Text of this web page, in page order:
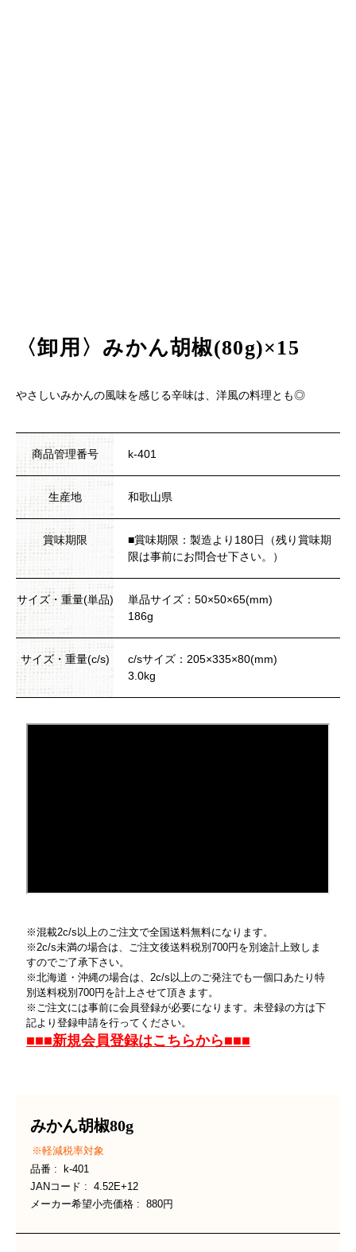
〈卸用〉みかん胡椒(80g)×15
やさしいみかんの風味を感じる辛味は、洋風の料理とも◎
商品管理番号 k-401
生産地 和歌山県
賞味期限
■賞味期限：製造より180日（残り賞味期
限は事前にお問合せ下さい。）
サイズ・重量(単品)
単品サイズ：50×50×65(mm)
186g
サイズ・重量(c/s)
c/sサイズ：205×335×80(mm)
3.0kg
※混載2c/s以上のご注文で全国送料無料になります。
※2c/s未満の場合は、ご注文後送料税別700円を別途計上致しま
すのでご了承下さい。
※北海道・沖縄の場合は、2c/s以上のご発注でも一個口あたり特
別送料税別700円を計上させて頂きます。
※ご注文には事前に会員登録が必要になります。未登録の方は下
記より登録申請を行ってください。
■■■新規会員登録はこちらから■■■
みかん胡椒80g
軽減税率対象
品番
k-401
JANコード
4.52E+12
メーカー希望小売価格
880円